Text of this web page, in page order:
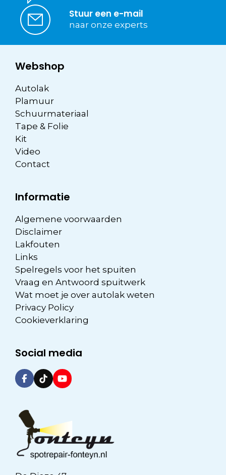
Stuur een e-mail
naar onze experts
Webshop
Autolak
Plamuur
Schuurmateriaal
Tape & Folie
Kit
Video
Contact
Informatie
Algemene voorwaarden
Disclaimer
Lakfouten
Links
Spelregels voor het spuiten
Vraag en Antwoord spuitwerk
Wat moet je over autolak weten
Privacy Policy
Cookieverklaring
Social media